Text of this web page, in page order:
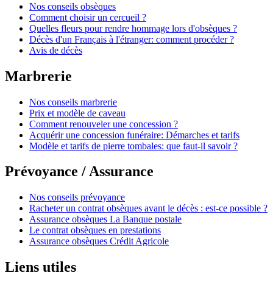
Nos conseils obsèques
Comment choisir un cercueil ?
Quelles fleurs pour rendre hommage lors d'obsèques ?
Décès d'un Français à l'étranger: comment procéder ?
Avis de décès
Marbrerie
Nos conseils marbrerie
Prix et modèle de caveau
Comment renouveler une concession ?
Acquérir une concession funéraire: Démarches et tarifs
Modèle et tarifs de pierre tombales: que faut-il savoir ?
Prévoyance / Assurance
Nos conseils prévoyance
Racheter un contrat obsèques avant le décès : est-ce possible ?
Assurance obsèques La Banque postale
Le contrat obsèques en prestations
Assurance obsèques Crédit Agricole
Liens utiles